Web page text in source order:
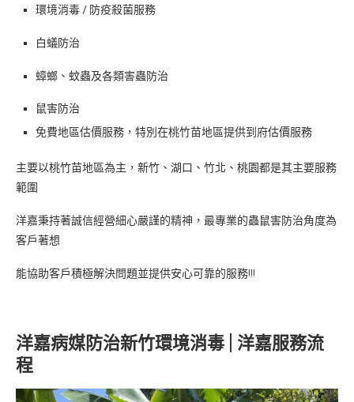
環境消毒 / 防疫殺菌服務
白蟻防治
蟑螂、蚊蟲及各類害蟲防治
鼠害防治
免費地區估價服務，特別在桃竹苗地區提供到府估價服務
主要以桃竹苗地區為主，新竹、湖口、竹北、桃園都是其主要服務
範圍
洋嘉秉持著誠信經營細心嚴謹的精神，最專業的蟲鼠害防治角度為
客戶著想
能協助客戶積極解決問題並提供安心可靠的服務!!!
洋嘉病媒防治新竹環境消毒 | 洋嘉服務流
程